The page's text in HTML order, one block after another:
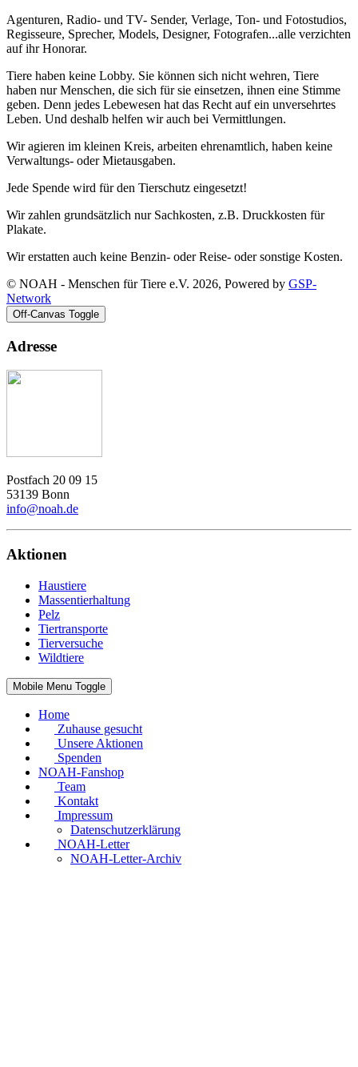
Agenturen, Radio- und TV- Sender, Verlage, Ton- und Fotostudios,
Regisseure, Sprecher, Models, Designer, Fotografen...alle verzichten
auf ihr Honorar.
Tiere haben keine Lobby. Sie können sich nicht wehren, Tiere
haben nur Menschen, die sich für sie einsetzen, ihnen eine Stimme
geben. Denn jedes Lebewesen hat das Recht auf ein unversehrtes
Leben. Und deshalb helfen wir auch bei Vermittlungen.
Wir agieren im kleinen Kreis, arbeiten ehrenamtlich, haben keine
Verwaltungs- oder Mietausgaben.
Jede Spende wird für den Tierschutz eingesetzt!
Wir zahlen grundsätzlich nur Sachkosten, z.B. Druckkosten für
Plakate.
Wir erstatten auch keine Benzin- oder Reise- oder sonstige Kosten.
© NOAH - Menschen für Tiere e.V. 2026, Powered by GSP-
Network
Off-Canvas Toggle
Adresse
Postfach 20 09 15
53139 Bonn
info@noah.de
Aktionen
Haustiere
Massentierhaltung
Pelz
Tiertransporte
Tierversuche
Wildtiere
Mobile Menu Toggle
Home
Zuhause gesucht
Unsere Aktionen
Spenden
NOAH-Fanshop
Team
Kontakt
Impressum
Datenschutzerklärung
NOAH-Letter
NOAH-Letter-Archiv